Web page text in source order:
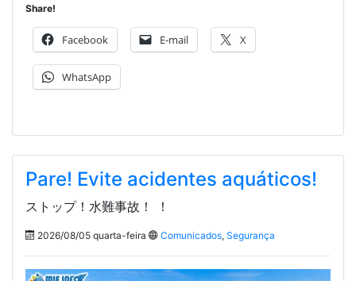
Share!
Facebook E-mail X
WhatsApp
Pare! Evite acidentes aquáticos!
ストップ！水難事故！ ！
2026/08/05 quarta-feira Comunicados, Segurança